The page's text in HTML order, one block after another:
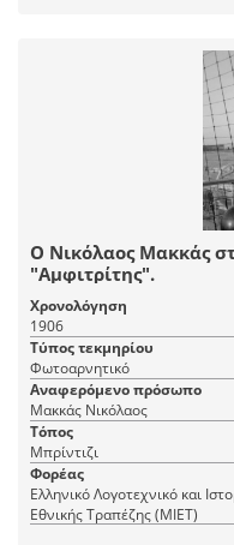
Ο Νικόλαος Μακκάς
"Αμφιτρίτης".
Χρονολόγηση
1906
Τύπος τεκμηρίου
Φωτοαρνητικό
Αναφερόμενο πρόσωπο
Μακκάς Νικόλαος
Τόπος
Μπρίντιζι
Φορέας
Ελληνικό Λογοτεχνικό και
Εθνικής Τραπέζης (ΜΙΕΤ)